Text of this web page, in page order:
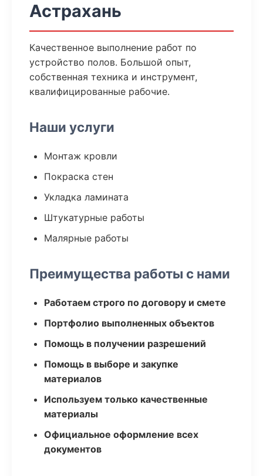
Астрахань
Качественное выполнение работ по
устройство полов. Большой опыт,
собственная техника и инструмент,
квалифицированные рабочие.
Наши услуги
Монтаж кровли
Покраска стен
Укладка ламината
Штукатурные работы
Малярные работы
Преимущества работы с нами
Работаем строго по договору и смете
Портфолио выполненных объектов
Помощь в получении разрешений
Помощь в выборе и закупке
материалов
Используем только качественные
материалы
Официальное оформление всех
документов